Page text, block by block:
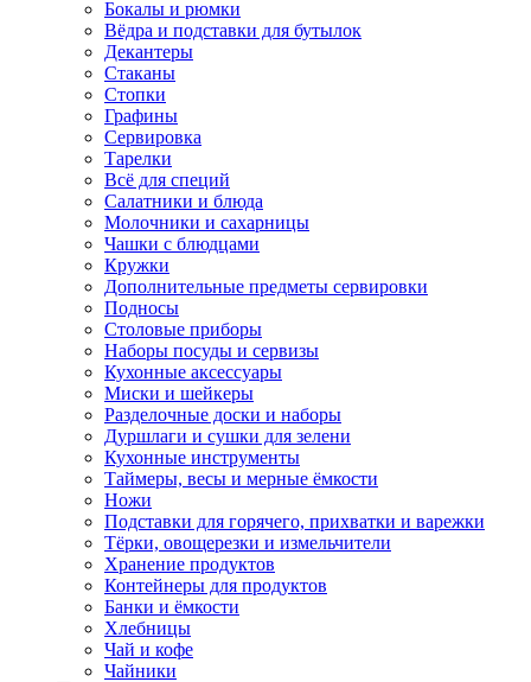
Бокалы и рюмки
Вёдра и подставки для бутылок
Декантеры
Стаканы
Стопки
Графины
Сервировка
Тарелки
Всё для специй
Салатники и блюда
Молочники и сахарницы
Чашки с блюдцами
Кружки
Дополнительные предметы сервировки
Подносы
Столовые приборы
Наборы посуды и сервизы
Кухонные аксессуары
Миски и шейкеры
Разделочные доски и наборы
Дуршлаги и сушки для зелени
Кухонные инструменты
Таймеры, весы и мерные ёмкости
Ножи
Подставки для горячего, прихватки и варежки
Тёрки, овощерезки и измельчители
Хранение продуктов
Контейнеры для продуктов
Банки и ёмкости
Хлебницы
Чай и кофе
Чайники